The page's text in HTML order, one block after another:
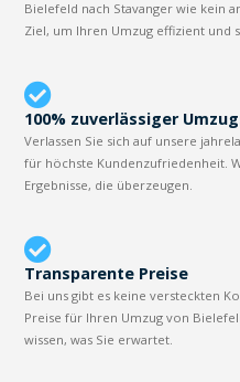
Bielefeld nach Stavanger wie kein
Ziel, um Ihren Umzug effizient und
100% zuverlässiger
Verlassen Sie sich auf unsere
für höchste Kundenzufriedenheit.
Ergebnisse, die überzeugen.
Transparente Preise
Bei uns gibt es keine versteckten
Preise für Ihren Umzug von
wissen, was Sie erwartet.